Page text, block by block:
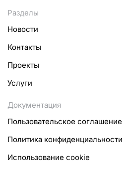
Разделы
Новости
Контакты
Проекты
Услуги
Документация
Пользовательское соглашение
Политика конфиденциальности
Использование cookie